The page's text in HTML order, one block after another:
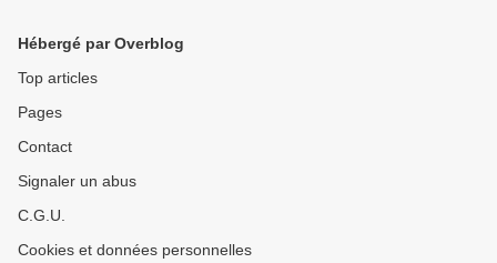
Hébergé par Overblog
Top articles
Pages
Contact
Signaler un abus
C.G.U.
Cookies et données personnelles